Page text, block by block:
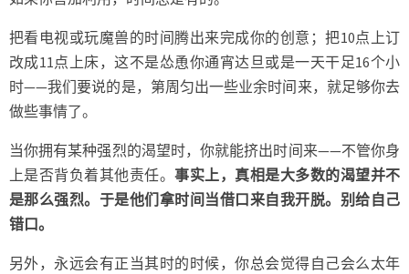
把看电视或玩魔兽的时间腾出来完成你的创意；把10点上订
改成11点上床，这不是怂恿你通宵达旦或是一天干足16个小
时——我们要说的是，第周匀出一些业余时间来，就足够你去
做些事情了。
当你拥有某种强烈的渴望时，你就能挤出时间来——不管你身
上是否背负着其他责任。事实上，真相是大多数的渴望并不
是那么强烈。于是他们拿时间当借口来自我开脱。别给自己
错口。
另外，永远会有正当其时的时候，你总会觉得自己会么太年